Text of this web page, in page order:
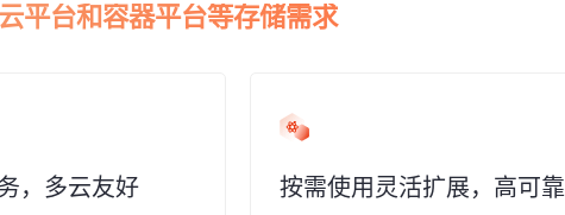
平台和容器平台等存储需求
，多云友好 按需使用灵活扩展，高可靠